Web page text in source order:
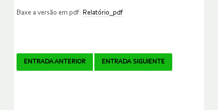
Baxe a versão em pdf: Relatório_pdf
Navegador
ENTRADA ANTERIOR ENTRADA SIGUIENTE